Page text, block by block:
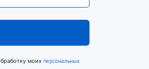
моих персональных